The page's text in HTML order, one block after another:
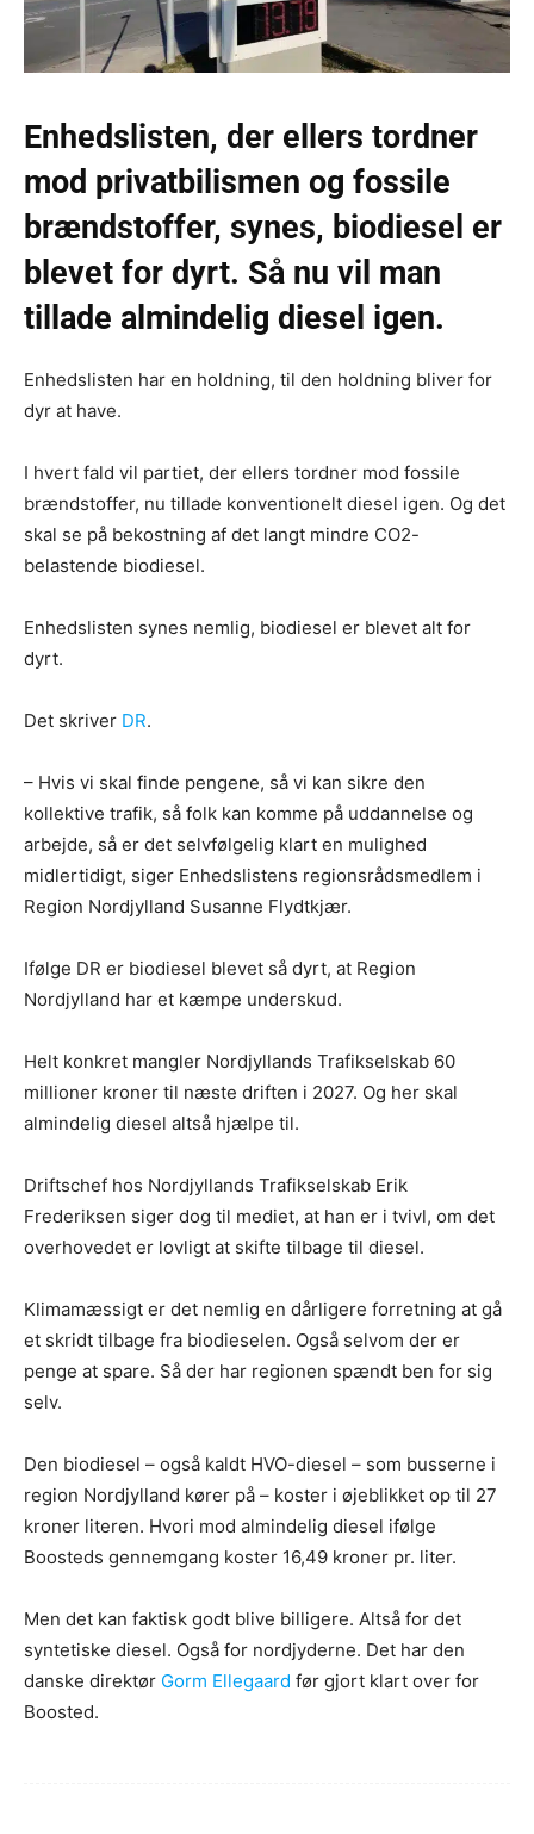
Enhedslisten, der ellers tordner
mod privatbilismen og fossile
brændstoffer, synes, biodiesel er
blevet for dyrt. Så nu vil man
tillade almindelig diesel igen.
Enhedslisten har en holdning, til den holdning bliver for
dyr at have.
I hvert fald vil partiet, der ellers tordner mod fossile
brændstoffer, nu tillade konventionelt diesel igen. Og det
skal se på bekostning af det langt mindre CO2-
belastende biodiesel.
Enhedslisten synes nemlig, biodiesel er blevet alt for
dyrt.
Det skriver DR.
– Hvis vi skal finde pengene, så vi kan sikre den
kollektive trafik, så folk kan komme på uddannelse og
arbejde, så er det selvfølgelig klart en mulighed
midlertidigt, siger Enhedslistens regionsrådsmedlem i
Region Nordjylland Susanne Flydtkjær.
Ifølge DR er biodiesel blevet så dyrt, at Region
Nordjylland har et kæmpe underskud.
Helt konkret mangler Nordjyllands Trafikselskab 60
millioner kroner til næste driften i 2027. Og her skal
almindelig diesel altså hjælpe til.
Driftschef hos Nordjyllands Trafikselskab Erik
Frederiksen siger dog til mediet, at han er i tvivl, om det
overhovedet er lovligt at skifte tilbage til diesel.
Klimamæssigt er det nemlig en dårligere forretning at gå
et skridt tilbage fra biodieselen. Også selvom der er
penge at spare. Så der har regionen spændt ben for sig
selv.
Den biodiesel – også kaldt HVO-diesel – som busserne i
region Nordjylland kører på – koster i øjeblikket op til 27
kroner literen. Hvori mod almindelig diesel ifølge
Boosteds gennemgang koster 16,49 kroner pr. liter.
Men det kan faktisk godt blive billigere. Altså for det
syntetiske diesel. Også for nordjyderne. Det har den
danske direktør Gorm Ellegaard før gjort klart over for
Boosted.